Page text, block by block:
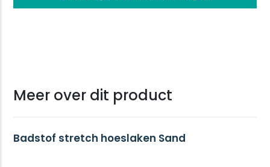
Meer over dit product
Badstof stretch hoeslaken Sand